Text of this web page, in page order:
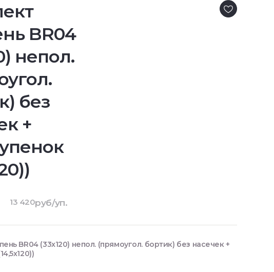
BR04
непол.
без
+
13 420руб/уп.
BR04 (33x120) непол. (прямоугол. бортик) без насечек +